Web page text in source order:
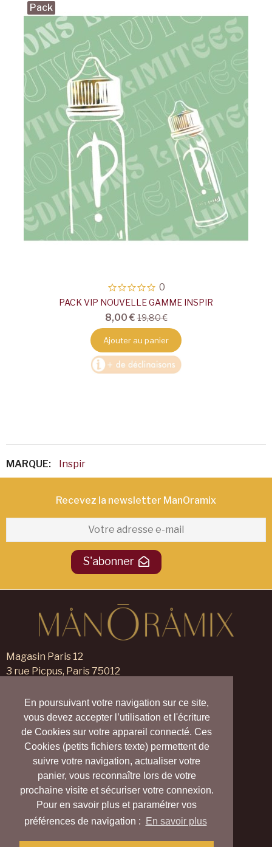
En poursuivant votre navigation sur ce site,
vous devez accepter l’utilisation et l'écriture
de Cookies sur votre appareil connecté. Ces
Cookies (petits fichiers texte) permettent de
suivre votre navigation, actualiser votre
panier, vous reconnaître lors de votre
prochaine visite et sécuriser votre connexion.
Pour en savoir plus et paramétrer vos
préférences de navigation :
En savoir plus
Pack
0
PACK VIP NOUVELLE GAMME INSPIR
8,00 €19,80 €
Ajouter au panier
MARQUE: Inspir
Recevez la newsletter ManOramix​
S'abonner
Magasin Paris 12
3 rue Picpus, Paris 75012
Magasin Verneuil sur Avre
105 rue des Trois Maillets,
Verneuil d'Avre et d'Iton 27130
09 55 830 830
Nous contacter
Nos magasins
Notre blog
Carte cadeau